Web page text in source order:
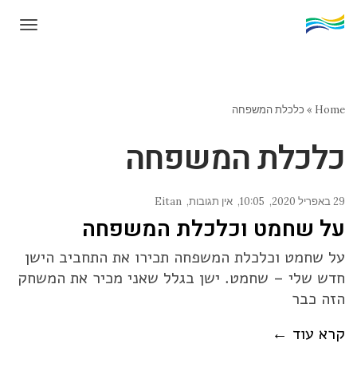
Home
» כלכלת המשפחה
כלכלת המשפחה
29 באפריל 2020 10:05 אין תגובות Eitan
על שחמט וכלכלת המשפחה
על שחמט וכלכלת המשפחה תכירו את התחביב הישן
חדש שלי – שחמט. ישן בגלל שאני מכיר את המשחק
הזה כבר
קרא עוד ←